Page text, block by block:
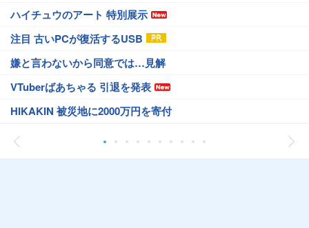
ハイチュウのアート 特別展示
注目 古いPCが復活するUSB
嫌と言わないから同意では…見解
VTuberばあちゃる 引退を発表
HIKAKIN 被災地に2000万円を寄付